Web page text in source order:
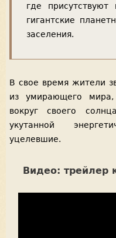
где присутствуют
гигантские
заселения.
В свое время жители
из умирающего мира,
вокруг своего
укутанной
уцелевшие.
Видео: трейлер